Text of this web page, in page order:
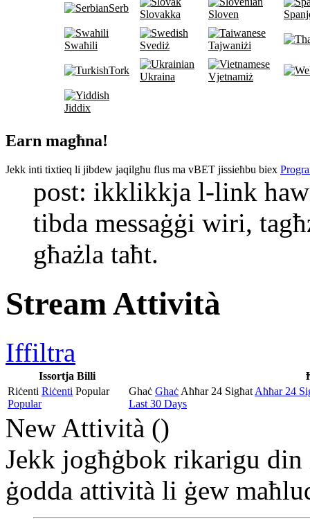
Serb
Slovakka Sloven
Swaħili Svediż Tajwaniżi
Tork
Ukraina Vjetnamiż
Jiddix
Earn magħna!
Jekk inti tixtieq li jibdew jaqilgħu flus ma vBET jissieħbu biex
post: ikklikkja l-link
tibda messaġġi wiri,
għażla taħt.
Stream Attività
Iffiltra
Issortja Billi
Riċenti Riċenti Popular
Popular
Ghaċ Ghaċ Aħħar 24 Sigħat Aħħar 24
Last 30 Days
New Attività ()
Jekk jogħġbok rikarigu
ġodda attività li ġew